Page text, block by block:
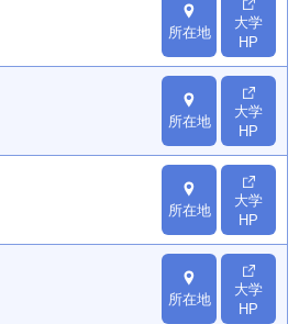
所在地
大学
HP
所在地
大学
HP
所在地
大学
HP
所在地
大学
HP